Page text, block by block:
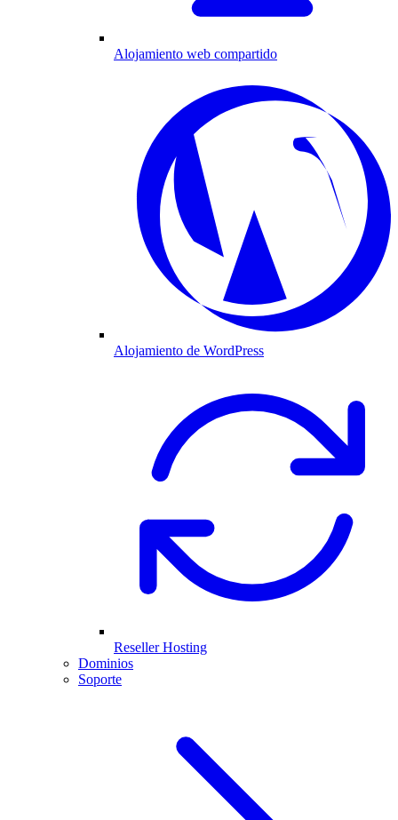
Alojamiento web compartido
Alojamiento de WordPress
Reseller Hosting
Dominios
Soporte